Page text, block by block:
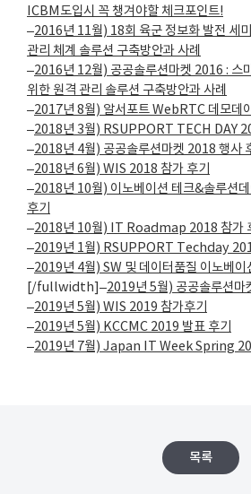
ICBM도입시 꼭 챙겨야할 체크포인트!
–2016년 11월) 18회 육군 정보화 발전 세
관리 체계 솔루션 구축방안과 사례
–2016년 12월) 공공솔루션마켓 2016 : 스
위한 원격 관리 솔루션 구축방안과 사례
–2017년 8월) 알서포트 WebRTC 데모데
–2018년 3월) RSUPPORT TECH DAY
–2018년 4월) 공공솔루션마켓 2018 행사
–2018년 6월) WIS 2018 참가 후기
–2018년 10월) 이노베이션 테크&솔루션
후기
–2018년 10월) IT Roadmap 2018 참가
–2019년 1월) RSUPPORT Techday
–2019년 4월) SW 및 데이터품질 이노베이
[/fullwidth]–2019년 5월) 공공솔루션마
–2019년 5월) WIS 2019 참가후기
–2019년 5월) KCCMC 2019 발표 후기
–2019년 7월) Japan IT Week Spring
목록